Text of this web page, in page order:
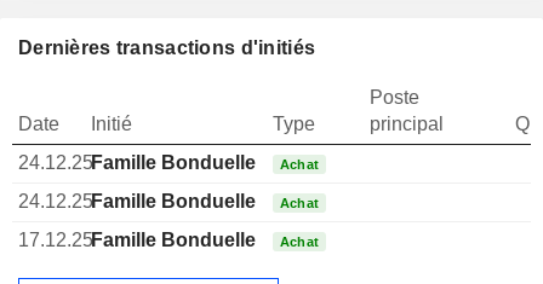
Dernières transactions d'initiés
Date Initié Type
Poste
principal
24.12.25Famille Bonduelle Achat
24.12.25Famille Bonduelle Achat
17.12.25Famille Bonduelle Achat